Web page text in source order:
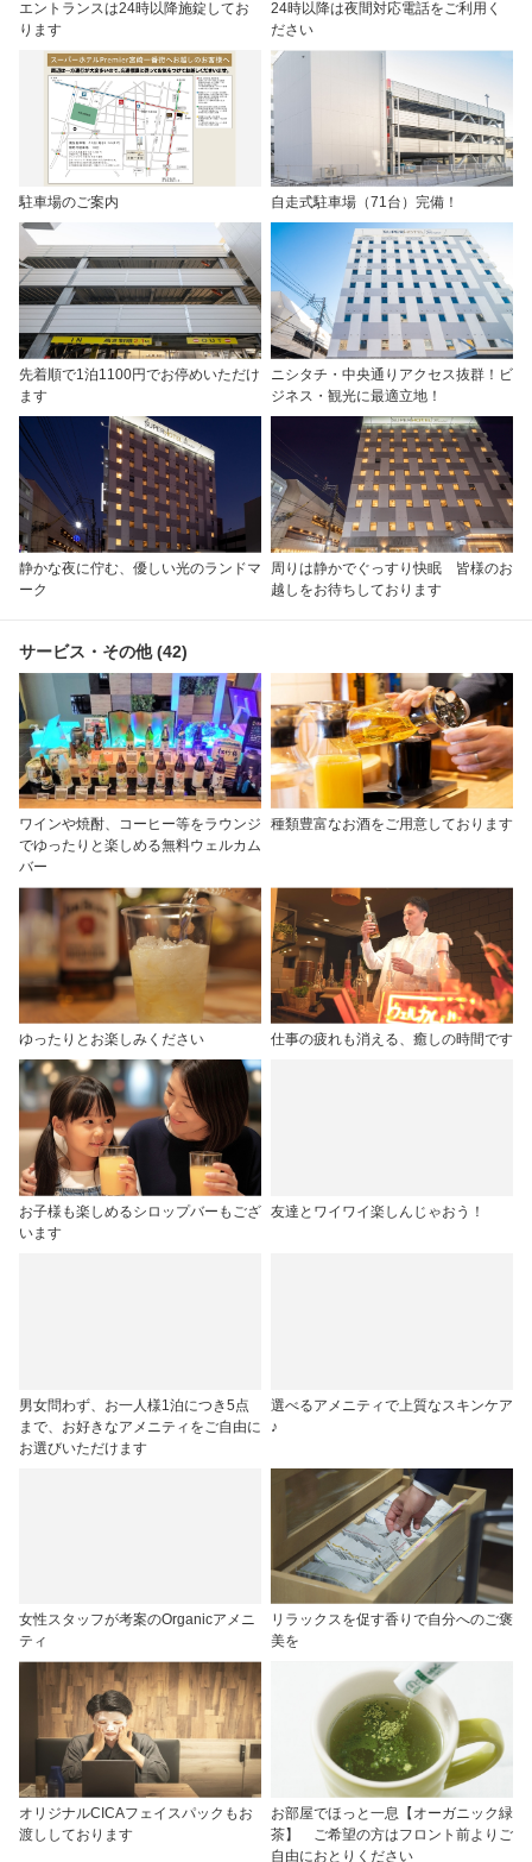
エントランスは24時以降施錠してお
ります
24時以降は夜間対応電話をご利用く
ださい
駐車場のご案内 自走式駐車場（71台）完備！
先着順で1泊1100円でお停めいただけ
ます
ニシタチ・中央通りアクセス抜群！ビ
ジネス・観光に最適立地！
静かな夜に佇む、優しい光のランドマ
ーク
周りは静かでぐっすり快眠 皆様のお
越しをお待ちしております
サービス・その他 (42)
ワインや焼酎、コーヒー等をラウンジ
でゆったりと楽しめる無料ウェルカム
バー
種類豊富なお酒をご用意しております
ゆったりとお楽しみください 仕事の疲れも消える、癒しの時間です
お子様も楽しめるシロップバーもござ
います
友達とワイワイ楽しんじゃおう！
男女問わず、お一人様1泊につき5点
まで、お好きなアメニティをご自由に
お選びいただけます
選べるアメニティで上質なスキンケア
♪
女性スタッフが考案のOrganicアメニ
ティ
リラックスを促す香りで自分へのご褒
美を
オリジナルCICAフェイスパックもお
渡ししております
お部屋でほっと一息【オーガニック緑
茶】 ご希望の方はフロント前よりご
自由におとりください